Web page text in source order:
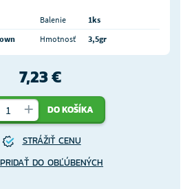
Balenie
1ks
Hmotnosť 3,5gr
7,23 €
DO KOŠÍKA
STRÁŽIŤ CENU
PRIDAŤ DO OBĽÚBENÝCH